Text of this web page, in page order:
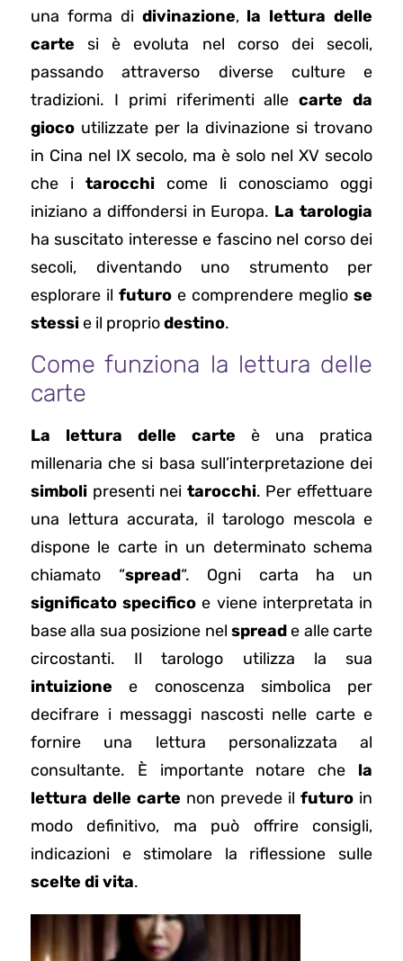
una forma di divinazione, la lettura delle
carte si è evoluta nel corso dei secoli,
passando attraverso diverse culture e
tradizioni. I primi riferimenti allecarte da
gioco utilizzate per la divinazione si trovano
in Cina nel IX secolo, ma è solo nel XV secolo
che i tarocchi come li conosciamo oggi
iniziano a diffondersi in Europa. La tarologia
ha suscitato interesse e fascino nel corso dei
secoli, diventando uno strumento per
esplorare il futuro e comprendere meglio se
stessie il propriodestino.
Come funziona la lettura delle
carte
La lettura delle carte è una pratica
millenaria che si basa sull’interpretazione dei
simboli presenti nei tarocchi. Per effettuare
una lettura accurata, il tarologo mescola e
dispone le carte in un determinato schema
chiamato “spread“. Ogni carta ha un
significato specifico e viene interpretata in
base alla sua posizione nel spreade alle carte
circostanti. Il tarologo utilizza la sua
intuizione e conoscenza simbolica per
decifrare i messaggi nascosti nelle carte e
fornire una lettura personalizzata al
consultante. È importante notare che la
lettura delle carte non prevede il futuro in
modo definitivo, ma può offrire consigli,
indicazioni e stimolare la riflessione sulle
scelte di vita.